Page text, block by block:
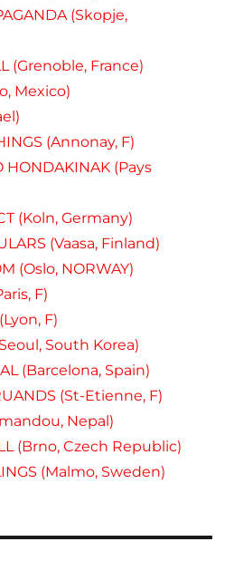
(Skopje,
(Grenoble, France)
Mexico)
(Annonay, F)
HONDAKINAK (Pays
(Koln, Germany)
(Vaasa, Finland)
(Oslo, NORWAY)
F)
F)
South Korea)
(Barcelona, Spain)
(St-Etienne, F)
Nepal)
(Brno, Czech Republic)
(Malmo, Sweden)